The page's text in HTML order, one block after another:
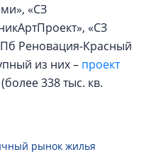
«СЗ
«СЗ
Реновация-Красный
из них – проект
338 тыс. кв.
рынок жилья